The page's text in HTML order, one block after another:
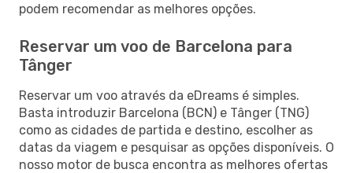
podem recomendar as melhores opções.
Reservar um voo de Barcelona para
Tânger
Reservar um voo através da eDreams é simples.
Basta introduzir Barcelona (BCN) e Tânger (TNG)
como as cidades de partida e destino, escolher as
datas da viagem e pesquisar as opções disponíveis. O
nosso motor de busca encontra as melhores ofertas